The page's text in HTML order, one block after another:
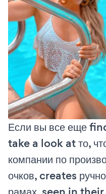
Если вы все еще
take a look at то,
компании по
очков, creates